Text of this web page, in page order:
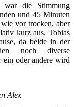
war die Stimmung
und 45 Minuten
vor trocken, aber
kurz aus. Tobias
da beide in der
noch diverse
ein oder andere wird
Alex